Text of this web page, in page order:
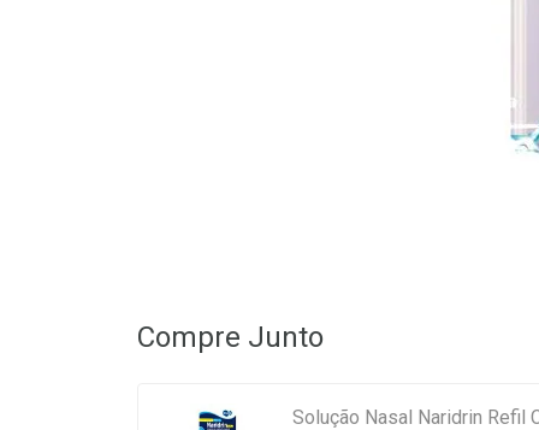
Compre Junto
Solução Nasal Naridrin Refil